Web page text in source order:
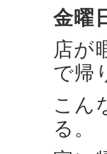
金曜
店が
で帰
こん
る。